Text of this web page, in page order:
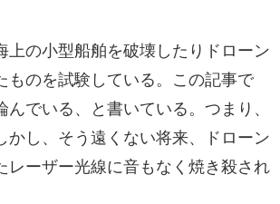
上の小型船舶を破壊したりドローン
ものを試験している。この記事で
でいる、と書いている。つまり、
かし、そう遠くない将来、ドローン
レーザー光線に音もなく焼き殺され